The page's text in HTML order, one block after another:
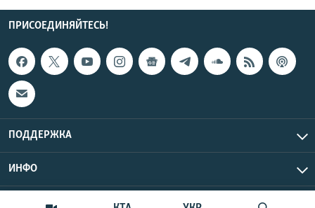
ПРИСОЕДИНЯЙТЕСЬ!
ПОДДЕРЖКА
ИНФО
Copyright Крым.Реалии, 2026 | Все права защищены.
UTC+3